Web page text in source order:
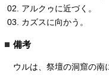
アルクゥに近づく。
カズスに向かう。
備考
ウルは、祭壇の洞窟の南